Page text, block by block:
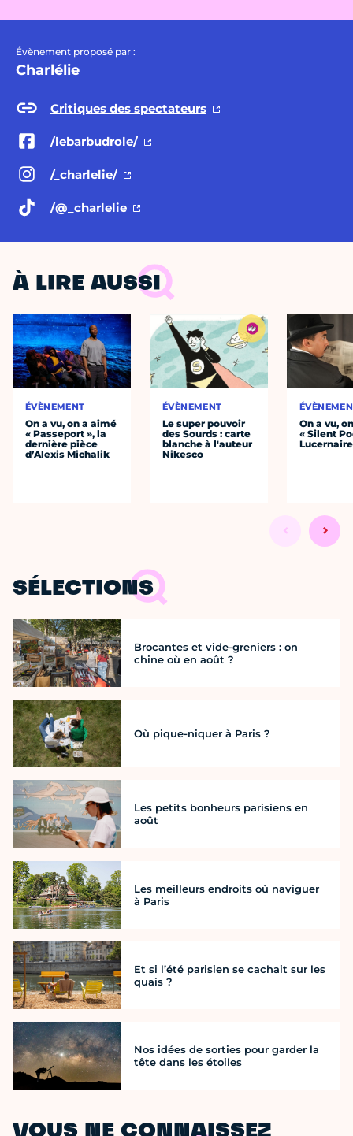
Évènement proposé par :
Charlélie
Critiques des spectateurs
/lebarbudrole/
/_charlelie/
/@_charlelie
À LIRE AUSSI
ÉVÈNEMENT
On a vu, on a aimé
« Passeport », la
dernière pièce
d’Alexis Michalik
ÉVÈNEMENT
Le super pouvoir
des Sourds : carte
blanche à l'auteur
Nikesco
On a vu,
« Silent
Lucernaire
SÉLECTIONS
Brocantes et vide-greniers : on
chine où en août ?
Où pique-niquer à Paris ?
Les petits bonheurs parisiens en
août
Les meilleurs endroits où naviguer
à Paris
Et si l’été parisien se cachait sur les
quais ?
Nos idées de sorties pour garder la
tête dans les étoiles